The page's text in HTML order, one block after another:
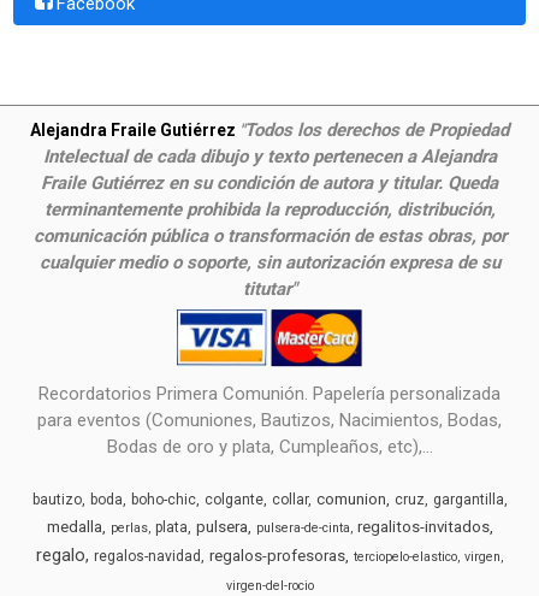
Alejandra Fraile Gutiérrez "Todos los derechos de Propiedad
Intelectual de cada dibujo y texto pertenecen a Alejandra
Fraile Gutiérrez en su condición de autora y titular. Queda
terminantemente prohibida la reproducción, distribución,
comunicación pública o transformación de estas obras, por
cualquier medio o soporte, sin autorización expresa de su
titutar"
Recordatorios Primera Comunión. Papelería personalizada
para eventos (Comuniones, Bautizos, Nacimientos, Bodas,
Bodas de oro y plata, Cumpleaños, etc),...
bautizo boda boho-chic colgante collar comunion cruz gargantilla
medalla perlas plata pulsera pulsera-de-cinta regalitos-invitados
regalo regalos-navidad regalos-profesoras terciopelo-elastico virgen
virgen-del-rocio